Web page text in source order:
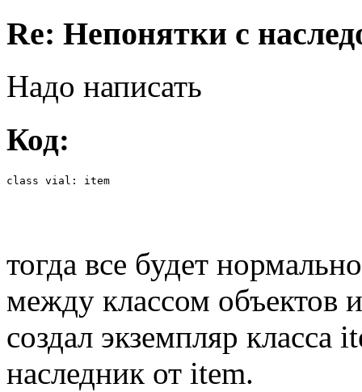
Re: Непонятки с
Надо написать
Код:
class vial: item
тогда все будет
между классом объектов
создал экземпляр класса
наследник от item.